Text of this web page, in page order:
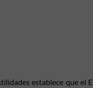
establece que